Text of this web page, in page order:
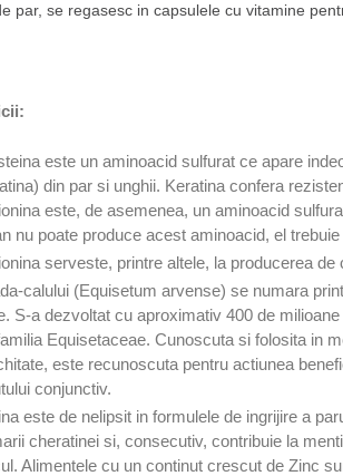
par, se regasesc in capsulele cu vitamine
este un aminoacid sulfurat ce apare
din par si unghii. Keratina confera
este, de asemenea, un aminoacid
nu poate produce acest aminoacid, el
serveste, printre altele, la producerea de
calului (Equisetum arvense) se numara
S-a dezvoltat cu aproximativ 400 de
Equisetaceae. Cunoscuta si folosita in
este recunoscuta pentru actiunea
conjunctiv.
este de nelipsit in formulele de ingrijire a
cheratinei si, consecutiv, contribuie la
Alimentele cu un continut crescut de Zinc